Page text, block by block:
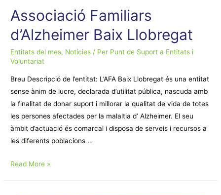
Associació Familiars
d’Alzheimer Baix Llobregat
Entitats del mes, Notícies / Per Punt de Suport a Entitats i
Voluntariat
Breu Descripció de l’entitat: L’AFA Baix Llobregat és una entitat
sense ànim de lucre, declarada d’utilitat pública, nascuda amb
la finalitat de donar suport i millorar la qualitat de vida de totes
les persones afectades per la malaltia d’ Alzheimer. El seu
àmbit d’actuació és comarcal i disposa de serveis i recursos a
les diferents poblacions …
Associació
Read More »